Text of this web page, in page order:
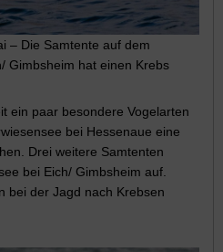
– Die Samtente auf dem
Gimbsheim hat einen Krebs
ein paar besondere Vogelarten
bei Hessenaue eine
Drei weitere Samtenten
bei Eich/ Gimbsheim auf.
bei der Jagd nach Krebsen